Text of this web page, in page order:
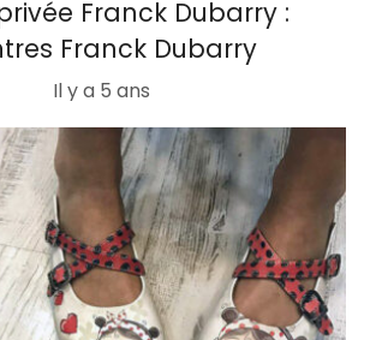
Franck Dubarry :
Franck Dubarry
Il y a 5 ans